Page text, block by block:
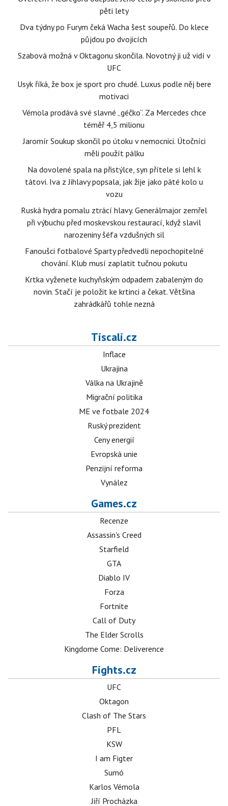
pěti lety
Dva týdny po Furym čeká Wacha šest soupeřů. Do klece
půjdou po dvojicích
Szabová možná v Oktagonu skončila. Novotný ji už vidí v
UFC
Usyk říká, že box je sport pro chudé. Luxus podle něj bere
motivaci
Vémola prodává své slavné „géčko“. Za Mercedes chce
téměř 4,5 milionu
Jaromír Soukup skončil po útoku v nemocnici. Útočníci
měli použít pálku
Na dovolené spala na přistýlce, syn přítele si lehl k
tátovi. Iva z Jihlavy popsala, jak žije jako páté kolo u
vozu
Ruská hydra pomalu ztrácí hlavy. Generálmajor zemřel
při výbuchu před moskevskou restaurací, když slavil
narozeniny šéfa vzdušných sil
Fanoušci fotbalové Sparty předvedli nepochopitelné
chování. Klub musí zaplatit tučnou pokutu
Krtka vyženete kuchyňským odpadem zabaleným do
novin. Stačí je položit ke krtinci a čekat. Většina
zahrádkářů tohle nezná
Tiscali.cz
Inflace
Ukrajina
Válka na Ukrajině
Migrační politika
ME ve fotbale 2024
Ruský prezident
Ceny energií
Evropská unie
Penzijní reforma
Vynález
Games.cz
Recenze
Assassin's Creed
Starfield
GTA
Diablo IV
Forza
Fortnite
Call of Duty
The Elder Scrolls
Kingdome Come: Deliverence
Fights.cz
UFC
Oktagon
Clash of The Stars
PFL
KSW
I am Figter
Sumó
Karlos Vémola
Jiří Procházka